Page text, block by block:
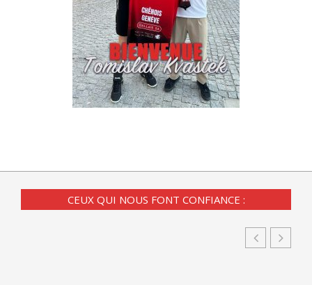
CEUX QUI NOUS FONT CONFIANCE :